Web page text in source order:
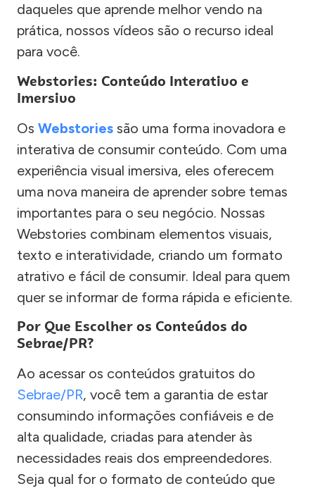
daqueles que aprende melhor vendo na
prática, nossos vídeos são o recurso ideal
para você.
Webstories: Conteúdo Interativo e
Imersivo
Os Webstories são uma forma inovadora e
interativa de consumir conteúdo. Com uma
experiência visual imersiva, eles oferecem
uma nova maneira de aprender sobre temas
importantes para o seu negócio. Nossas
Webstories combinam elementos visuais,
texto e interatividade, criando um formato
atrativo e fácil de consumir. Ideal para quem
quer se informar de forma rápida e eficiente.
Por Que Escolher os Conteúdos do
Sebrae/PR?
Ao acessar os conteúdos gratuitos do
Sebrae/PR, você tem a garantia de estar
consumindo informações confiáveis e de
alta qualidade, criadas para atender às
necessidades reais dos empreendedores.
Seja qual for o formato de conteúdo que